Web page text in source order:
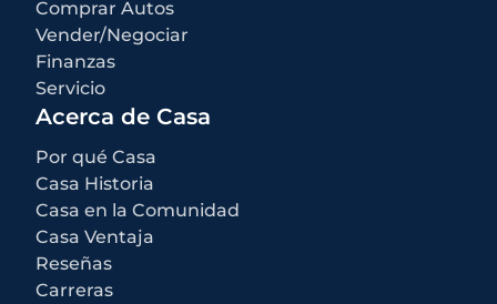
Todos los precios anunciados EXCLUYEN el equipo opcional
seleccionado por el comprador, una tarifa de documentación del
concesionario de $499 para los concesionarios de Casa Autoplex, e
impuestos estatales y locales, etiquetas, registro y tarifas de título.
Comprar Autos
Vender/Negociar
Finanzas
Servicio
Acerca de Casa
Por qué Casa
Casa Historia
Casa en la Comunidad
Casa Ventaja
Reseñas
Carreras